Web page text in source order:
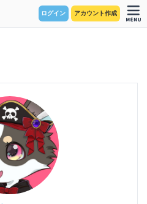
ログイン アカウント作成